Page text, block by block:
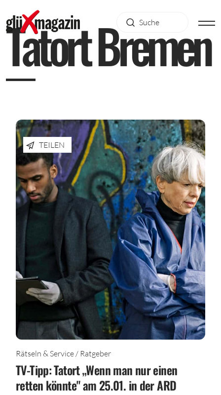
TatortBremen
TEILEN
Rätseln & Service / Ratgeber
TV-Tipp: Tatort „Wenn man nur einen
retten könnte" am 25.01. in der ARD